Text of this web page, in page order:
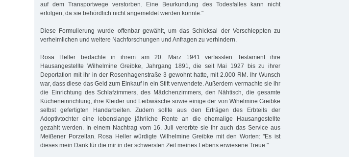
auf dem Transportwege verstorben. Eine Beurkundung des Todesfalles kann nicht
erfolgen, da sie behördlich nicht angemeldet werden konnte."
Diese Formulierung wurde offenbar gewählt, um das Schicksal der Verschleppten zu
verheimlichen und weitere Nachforschungen und Anfragen zu verhindern.
Rosa Heller bedachte in ihrem am 20. März 1941 verfassten Testament ihre
Hausangestellte Wilhelmine Greibke, Jahrgang 1891, die seit Mai 1927 bis zu ihrer
Deportation mit ihr in der Rosenhagenstraße 3 gewohnt hatte, mit 2.000 RM. Ihr Wunsch
war, dass diese das Geld zum Einkauf in ein Stift verwendete. Außerdem vermachte sie ihr
die Einrichtung des Schlafzimmers, des Mädchenzimmers, den Nähtisch, die gesamte
Kücheneinrichtung, ihre Kleider und Leibwäsche sowie einige der von Wihelmine Greibke
selbst gefertigten Handarbeiten. Zudem sollte aus den Erträgen des Erbteils der
Adoptivtochter eine lebenslange jährliche Rente an die ehemalige Hausangestellte
gezahlt werden. In einem Nachtrag vom 16. Juli vererbte sie ihr auch das Service aus
Meißener Porzellan. Rosa Heller würdigte Wilhelmine Greibke mit den Worten: "Es ist
dieses mein Dank für die mir in der schwersten Zeit meines Lebens erwiesene Treue."